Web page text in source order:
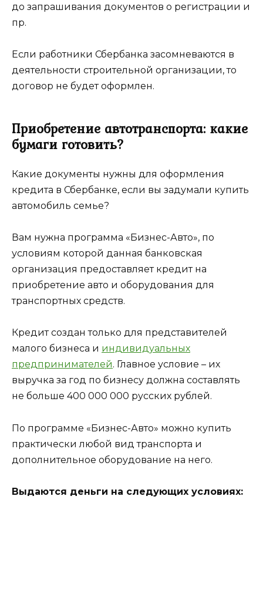
до запрашивания документов о регистрации и
пр.
Если работники Сбербанка засомневаются в
деятельности строительной организации, то
договор не будет оформлен.
Приобретение автотранспорта: какие
бумаги готовить?
Какие документы нужны для оформления
кредита в Сбербанке, если вы задумали купить
автомобиль семье?
Вам нужна программа «Бизнес-Авто», по
условиям которой данная банковская
организация предоставляет кредит на
приобретение авто и оборудования для
транспортных средств.
Кредит создан только для представителей
малого бизнеса и индивидуальных
предпринимателей. Главное условие – их
выручка за год по бизнесу должна составлять
не больше 400 000 000 русских рублей.
По программе «Бизнес-Авто» можно купить
практически любой вид транспорта и
дополнительное оборудование на него.
Выдаются деньги на следующих условиях: